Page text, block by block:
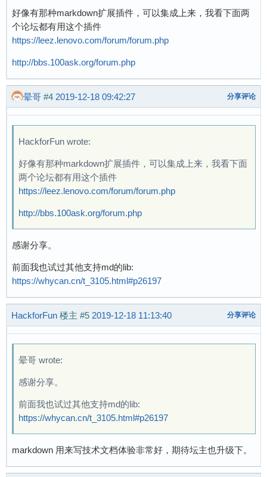
好像有那种markdown扩展插件，可以集成上来，我看下面两
个论坛都有用这个插件
https://leez.lenovo.com/forum/forum.php
http://bbs.100ask.org/forum.php
晕哥 #4 2019-12-18 09:42:27 分享评论
HackforFun wrote:
好像有那种markdown扩展插件，可以集成上来，我看下面
两个论坛都有用这个插件
https://leez.lenovo.com/forum/forum.php
http://bbs.100ask.org/forum.php
感谢分享。
前面我也试过其他支持md的lib:
https://whycan.cn/t_3105.html#p26197
HackforFun 楼主 #5 2019-12-18 11:13:40 分享评论
晕哥 wrote:
感谢分享。
前面我也试过其他支持md的lib:
https://whycan.cn/t_3105.html#p26197
markdown 用来写技术文档体验非常好，期待坛主也升级下。